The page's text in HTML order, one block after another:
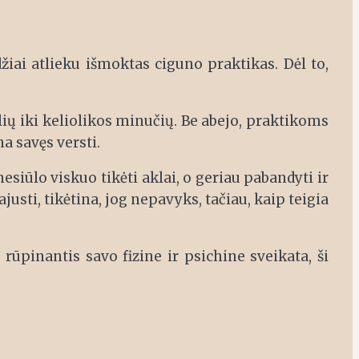
atlieku išmoktas ciguno praktikas. Dėl to,
iki keliolikos minučių. Be abejo, praktikoms
savęs versti.
viskuo tikėti aklai, o geriau pabandyti ir
tikėtina, jog nepavyks, tačiau, kaip teigia
savo fizine ir psichine sveikata, ši